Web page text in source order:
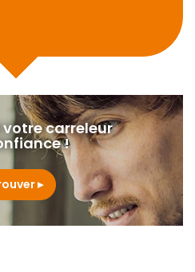
carreleur
!